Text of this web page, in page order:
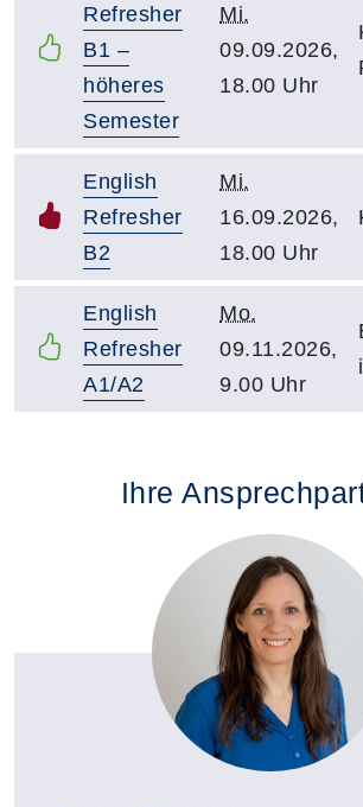
Refresher
B1 –
höheres
Semester
Mi.
09.09.2026,
18.00 Uhr
English
Refresher
B2
Mi.
16.09.2026,
18.00 Uhr
English
Refresher
A1/A2
Mo.
09.11.2026,
9.00 Uhr
Ihre